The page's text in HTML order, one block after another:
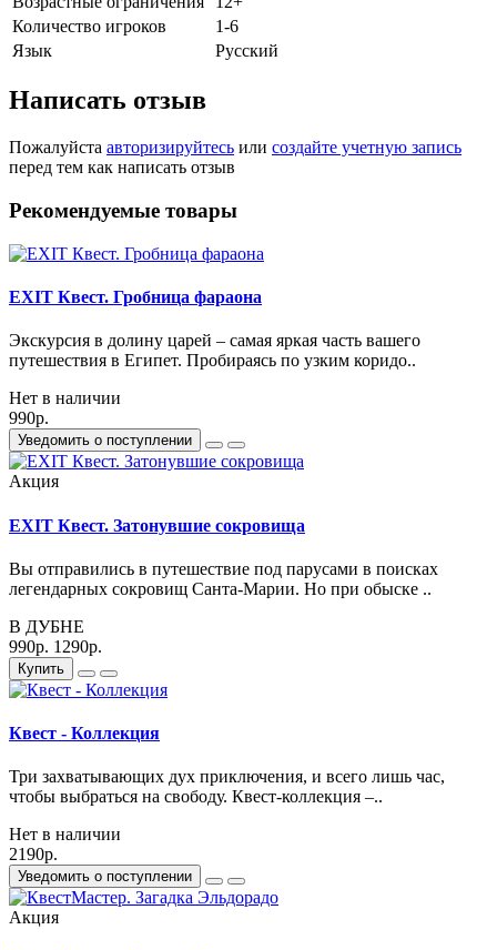
Количество игроков
1-6
Язык
Русский
Написать отзыв
Пожалуйста авторизируйтесь или создайте учетную запись
перед тем как написать отзыв
Рекомендуемые товары
EXIT Квест. Гробница фараона
Экскурсия в долину царей – самая яркая часть вашего
путешествия в Египет. Пробираясь по узким коридо..
Нет в наличии
990р.
Уведомить о поступлении
Акция
EXIT Квест. Затонувшие сокровища
Вы отправились в путешествие под парусами в поисках
легендарных сокровищ Санта-Марии. Но при обыске ..
В ДУБНЕ
990р. 1290р.
Купить
Квест - Коллекция
Три захватывающих дух приключения, и всего лишь час,
чтобы выбраться на свободу. Квест-коллекция –..
Нет в наличии
2190р.
Уведомить о поступлении
Акция